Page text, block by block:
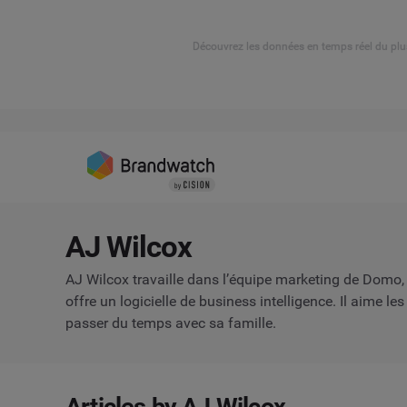
Découvrez les données en temps réel du
AJ Wilcox
AJ Wilcox travaille dans l’équipe marketing de
offre un logicielle de business intelligence. Il aime
passer du temps avec sa famille.